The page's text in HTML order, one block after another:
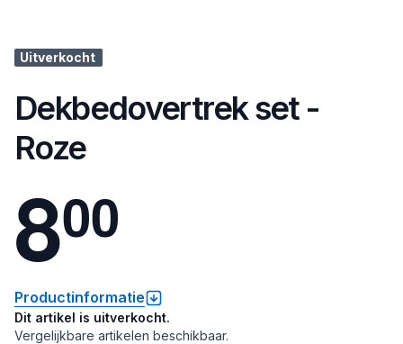
Uitverkocht
Dekbedovertrek set -
Roze
800
Productinformatie
Dit artikel is uitverkocht.
Vergelijkbare artikelen beschikbaar.